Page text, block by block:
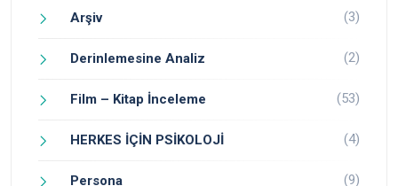
Arşiv (3)
Derinlemesine Analiz (2)
Film – Kitap İnceleme (53)
HERKES İÇİN PSİKOLOJİ (4)
Persona (9)